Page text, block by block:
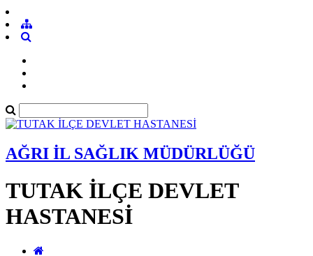
AĞRI İL SAĞLIK MÜDÜRLÜĞÜ
TUTAK İLÇE DEVLET
HASTANESİ